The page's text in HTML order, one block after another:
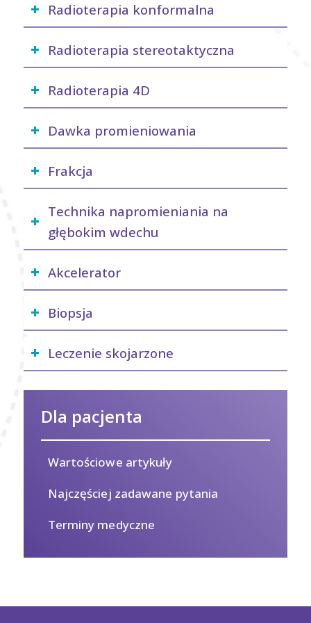
Radioterapia konformalna
Radioterapia stereotaktyczna
Radioterapia 4D
Dawka promieniowania
Frakcja
Technika napromieniania na
głębokim wdechu
Akcelerator
Biopsja
Leczenie skojarzone
Dla pacjenta
Wartościowe artykuły
Najczęściej zadawane pytania
Terminy medyczne